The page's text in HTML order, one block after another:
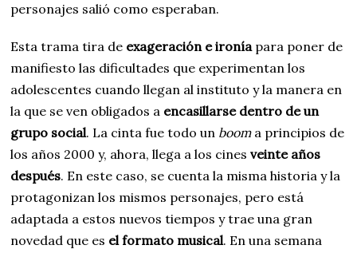
personajes salió como esperaban.
Esta trama tira de exageración e ironíapara poner de
manifiesto las dificultades que experimentan los
adolescentes cuando llegan al instituto y la manera en
la que se ven obligados a encasillarse dentro de un
grupo social. La cinta fue todo un booma principios de
los años 2000 y, ahora, llega a los cinesveinte años
después. En este caso, se cuenta la misma historia y la
protagonizan los mismos personajes, pero está
adaptada a estos nuevos tiempos y trae una gran
novedad que es el formato musical. En una semana